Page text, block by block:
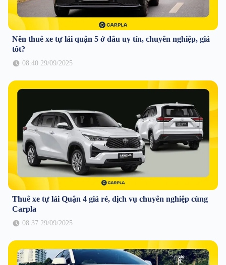
Nên thuê xe tự lái quận 5 ở đâu uy tín, chuyên nghiệp, giá
tốt?
08:40 29/09/2025
Thuê xe tự lái Quận 4 giá rẻ, dịch vụ chuyên nghiệp cùng
Carpla
08:37 29/09/2025